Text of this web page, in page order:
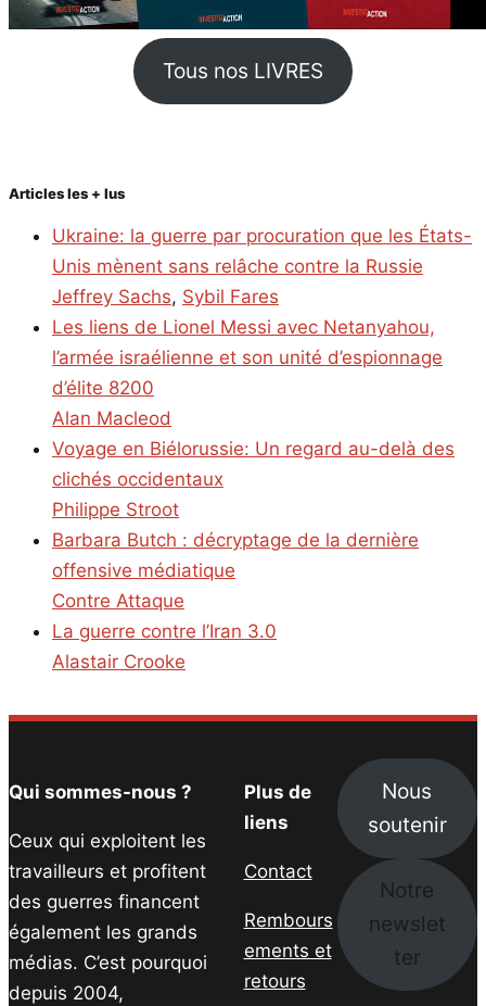
Tous nos LIVRES
Articles les + lus
Ukraine: la guerre par procuration que les États-
Unis mènent sans relâche contre la Russie
Jeffrey Sachs, Sybil Fares
Les liens de Lionel Messi avec Netanyahou,
l’armée israélienne et son unité d’espionnage
d’élite 8200
Alan Macleod
Voyage en Biélorussie: Un regard au-delà des
clichés occidentaux
Philippe Stroot
Barbara Butch : décryptage de la dernière
offensive médiatique
Contre Attaque
La guerre contre l’Iran 3.0
Alastair Crooke
Qui sommes-nous ?
Ceux qui exploitent les
travailleurs et profitent
des guerres financent
également les grands
médias. C’est pourquoi
depuis 2004,
Plus de
liens
Contact
Rembours
ements et
retours
Nous
soutenir
Notre
newslet
ter